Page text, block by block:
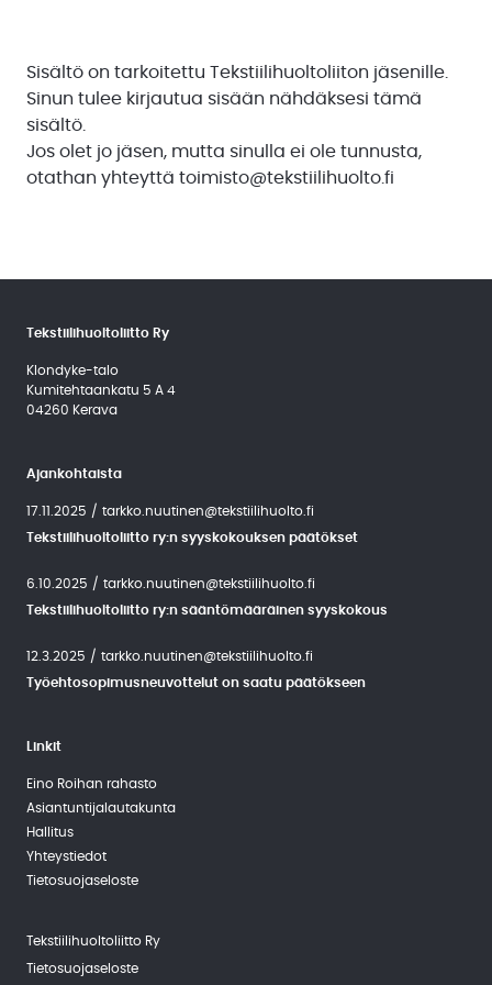
Uutiset
Uutisarkisto
Sisältö on tarkoitettu Tekstiilihuoltoliiton jäsenille.
Sinun tulee kirjautua sisään nähdäksesi tämä
sisältö.
Jos olet jo jäsen, mutta sinulla ei ole tunnusta,
otathan yhteyttä toimisto@tekstiilihuolto.fi
Tekstiilihuoltoliitto Ry
Klondyke-talo
Kumitehtaankatu 5 A 4
04260 Kerava
Ajankohtaista
17.11.2025 / tarkko.nuutinen@tekstiilihuolto.fi
Tekstiilihuoltoliitto ry:n syyskokouksen päätökset
6.10.2025 / tarkko.nuutinen@tekstiilihuolto.fi
Tekstiilihuoltoliitto ry:n sääntömääräinen syyskokous
12.3.2025 / tarkko.nuutinen@tekstiilihuolto.fi
Työehtosopimusneuvottelut on saatu päätökseen
Linkit
Eino Roihan rahasto
Asiantuntija­lautakunta
Hallitus
Yhteystiedot
Tietosuojaseloste
Tekstiilihuoltoliitto Ry
Tietosuojaseloste